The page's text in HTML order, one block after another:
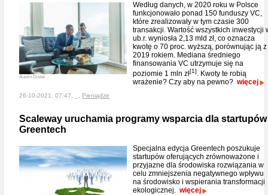
Austin Distel
Według danych, w 2020 roku w Polsce
funkcjonowało ponad 150 funduszy VC,
które zrealizowały w tym czasie 300
transakcji. Wartość wszystkich inwestycji
ub.r. wyniosła 2,13 mld zł, co oznacza
kwotę o 70 proc. wyższą, porównując ją z
2019 rokiem. Mediana średniego
finansowania VC utrzymuje się na
poziomie 1 mln zł[1]. Kwoty te robią
wrażenie? Czy aby na pewno? więcej
26-10-2021, 07:47, _, Pieniądze
Scaleway uruchamia programy wsparcia dla startupów
Greentech
Specjalna edycja Greentech poszukuje
startupów oferujących zrównoważone i
przyjazne dla środowiska rozwiązania w
celu zmniejszenia negatywnego wpływu
na środowisko i wspierania transformacji
ekologicznej. więcej